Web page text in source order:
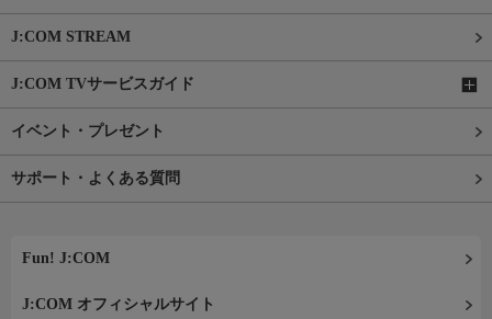
J:COM STREAM
J:COM TVサービスガイド
イベント・プレゼント
サポート・よくある質問
Fun! J:COM
J:COM オフィシャルサイト